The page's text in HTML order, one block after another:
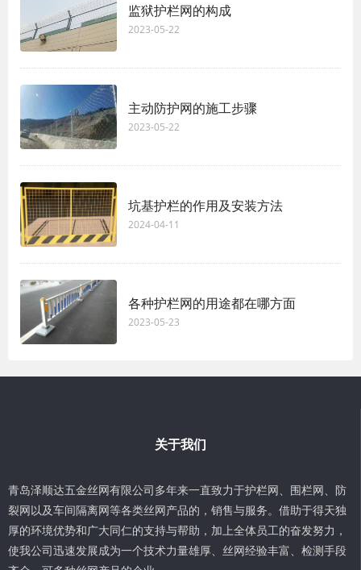
监狱护栏网的构成
2023-05-22
主动防护网的施工步骤
2023-05-22
坑基护栏的作用及安装方法
2024-04-11
各种护栏网的用途都在哪方面
2023-05-23
关于我们
青岛泽顺达五金丝网有限公司多年来一直致力于护栏网、围栏网、防
裂网以及车间隔离网等各类丝网产品的，销售与服务。借助于得天独
厚的环境优势和广大同仁的支持与帮助，加上全体员工的奋发努力，
使我公司迅速发展成为一个技术力量雄厚、丝网经验丰富、检测手段